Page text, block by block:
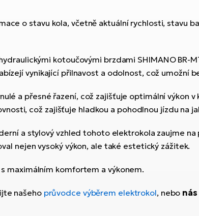
o stavu kola, včetně aktuální rychlosti, stavu
kotoučovými brzdami SHIMANO BR-
vynikající přilnavost a odolnost, což umožní
a přesné řazení, což zajišťuje optimální výkon
což zajišťuje hladkou a pohodlnou jízdu na
a stylový vzhled tohoto elektrokola zaujme
nejen vysoký výkon, ale také estetický zážitek.
maximálním komfortem a výkonem.
našeho průvodce výběrem elektrokol, nebo